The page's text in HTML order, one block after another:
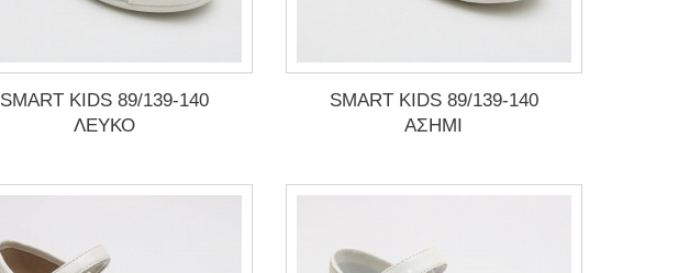
SMART KIDS 89/139-140
ΛΕΥΚΟ
SMART KIDS 89/139-140
ΑΣΗΜΙ